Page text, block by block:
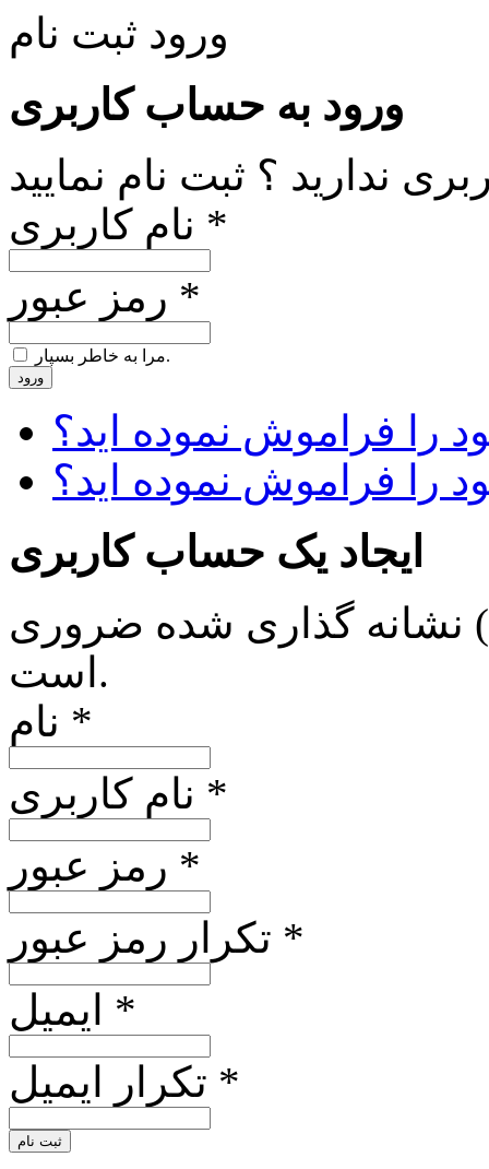
ورود ثبت نام
ورود به حساب کاربری
ندارید ؟ ثبت نام نمایید
نام کاربری *
رمز عبور *
مرا به خاطر بسپار.
ورود
را فراموش نموده اید؟
را فراموش نموده اید؟
ایجاد یک حساب کاربری
نشانه گذاری شده ضروری
است.
نام *
نام کاربری *
رمز عبور *
تکرار رمز عبور *
ایمیل *
تکرار ایمیل *
ثبت نام